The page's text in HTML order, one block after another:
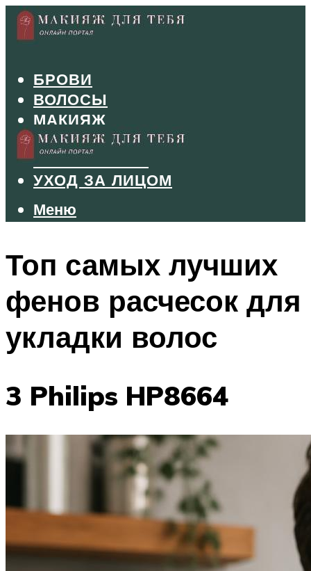
БРОВИ
ВОЛОСЫ
МАКИЯЖ
МАНИКЮР
ТУШЬ И ТЕНИ
УХОД ЗА ЛИЦОМ
Меню
Меню
Топ самых лучших
фенов расчесок для
укладки волос
3 Philips HP8664